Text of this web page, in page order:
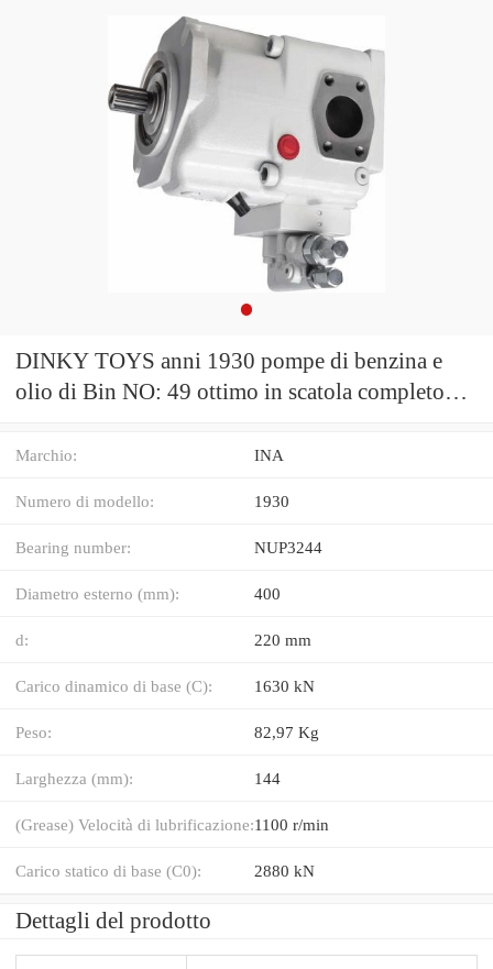
DINKY TOYS anni 1930 pompe di benzina e
olio di Bin NO: 49 ottimo in scatola completo
Marchio: INA
Numero di modello: 1930
Bearing number: NUP3244
Diametro esterno (mm): 400
d: 220 mm
Carico dinamico di base (C): 1630 kN
Peso: 82,97 Kg
Larghezza (mm): 144
(Grease) Velocità di lubrificazione:1100 r/min
Carico statico di base (C0): 2880 kN
Dettagli del prodotto